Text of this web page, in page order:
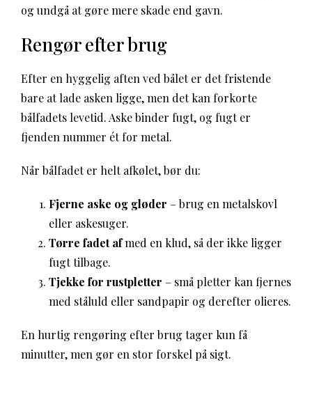
og undgå at gøre mere skade end gavn.
Rengør efter brug
Efter en hyggelig aften ved bålet er det fristende
bare at lade asken ligge, men det kan forkorte
bålfadets levetid. Aske binder fugt, og fugt er
fjenden nummer ét for metal.
Når bålfadet er helt afkølet, bør du:
Fjerne aske og gløder – brug en metalskovl
eller askesuger.
Tørre fadet afmed en klud, så der ikke ligger
fugt tilbage.
Tjekke for rustpletter – små pletter kan fjernes
med ståluld eller sandpapir og derefter olieres.
En hurtig rengøring efter brug tager kun få
minutter, men gør en stor forskel på sigt.